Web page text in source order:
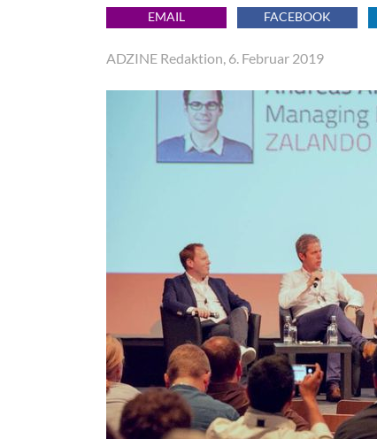
EMAIL FACEBOOK
ADZINE Redaktion, 6. Februar 2019